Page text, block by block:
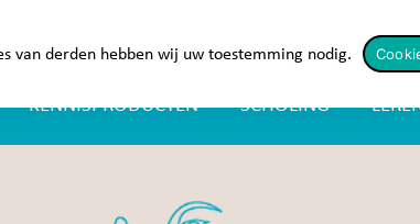
KENNISPRODUCTEN SCHOLING
van derden hebben wij uw toestemming nodig.